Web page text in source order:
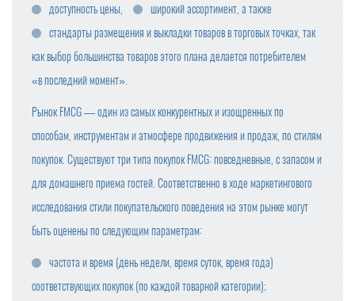
доступность цены,
широкий ассортимент, а также
стандарты размещения и выкладки товаров в торговых точках, так
как выбор большинства товаров этого плана делается потребителем
«в последний момент».
Рынок FMCG — один из самых конкурентных и изощренных по
способам, инструментам и атмосфере продвижения и продаж, по стилям
покупок. Существуют три типа покупок FMCG: повседневные, с запасом и
для домашнего приема гостей. Соответственно в ходе маркетингового
исследования стили покупательского поведения на этом рынке могут
быть оценены по следующим параметрам:
частота и время (день недели, время суток, время года)
соответствующих покупок (по каждой товарной категории);